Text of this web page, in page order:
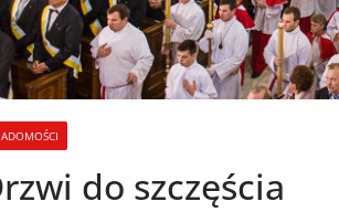
do szczęścia